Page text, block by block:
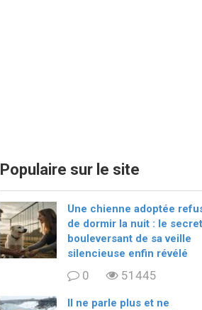
Populaire sur le site
Une chienne adoptée
de dormir la nuit : le secret
bouleversant de sa veille
silencieuse enfin révélé
0 51445
Il ne parle plus et ne